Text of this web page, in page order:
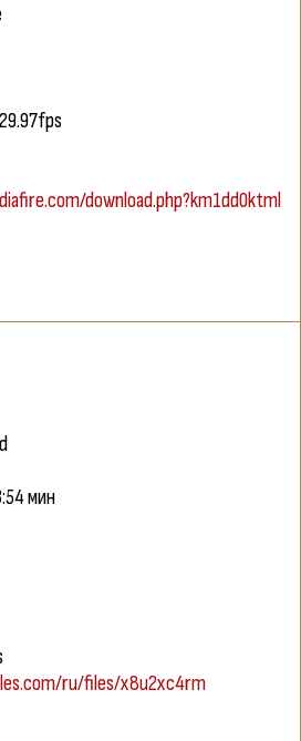
download.php?km1dd0ktml
мин
ru/files/x8u2xc4rm